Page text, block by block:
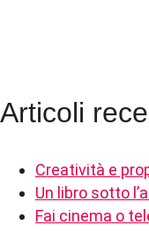
Articoli
Creatività e
Un libro sotto
Fai cinema o